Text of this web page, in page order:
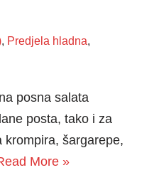
, Predjela hladna,
posna salata
posta, tako i za
krompira, šargarepe,
More »